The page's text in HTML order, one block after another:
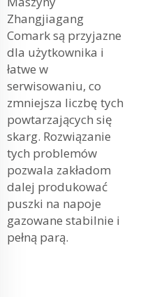
Zhangjiagang
Comark są przyjazne
dla użytkownika i
łatwe w
serwisowaniu, co
zmniejsza liczbę tych
powtarzających się
skarg. Rozwiązanie
tych problemów
pozwala zakładom
dalej produkować
puszki na napoje
gazowane stabilnie i
pełną parą.